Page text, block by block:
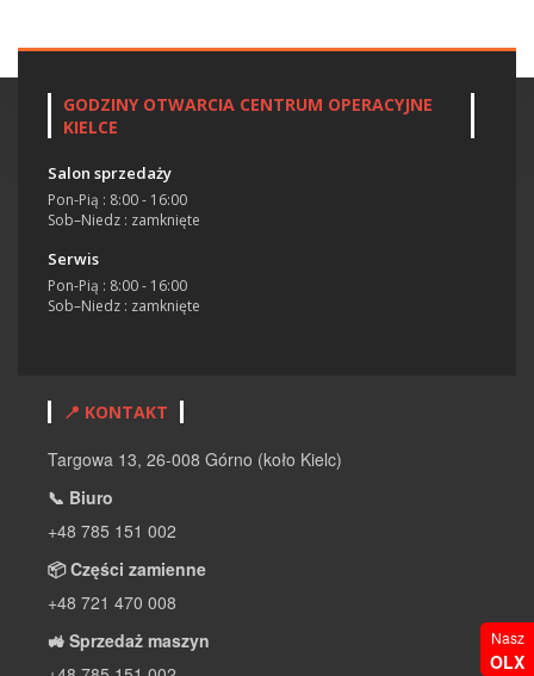
GODZINY OTWARCIA CENTRUM OPERACYJNE
KIELCE
Salon sprzedaży
Pon-Pią : 8:00 - 16:00
Sob–Niedz : zamknięte
Serwis
Pon-Pią : 8:00 - 16:00
Sob–Niedz : zamknięte
📍 KONTAKT
Targowa 13, 26-008 Górno (koło Kielc)
📞 Biuro
+48 785 151 002
📦 Części zamienne
+48 721 470 008
🚜 Sprzedaż maszyn
Nasz
OLX